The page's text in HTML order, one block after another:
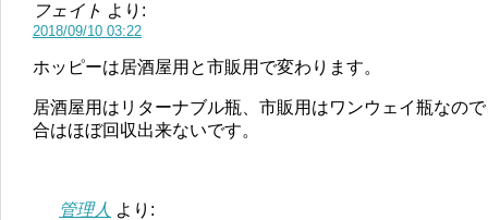
フェイト より:
2018/09/10 03:22
ホッピーは居酒屋用と市販用で変わります。
居酒屋用はリターナブル瓶、市販用はワンウェイ瓶なの
合はほぼ回収出来ないです。
管理人 より: